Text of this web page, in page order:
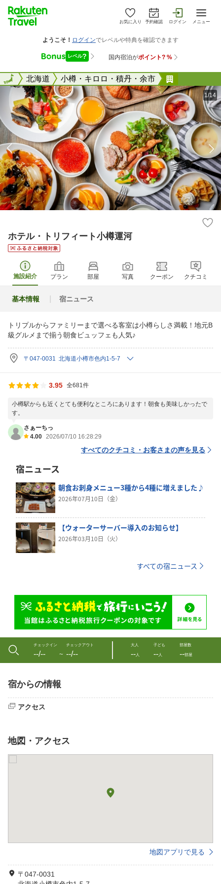
お気に入り 予約確認 ログイン メニュー
全国北海道 小樽・キロロ・積丹・余市
全国
1/14
ホテル・トリフィート小樽運河
施設紹介 プラン 部屋 写真 クーポン クチコミ
基本情報 宿ニュース
トリプルからファミリーまで選べる客室は小樽らしさ満載！地元B
級グルメまで揃う朝食ビュッフェも人気♪
〒047-0031 北海道小樽市色内1-5-7
3.95 全681件
小樽駅からも近くとても便利なところにあります！朝食も美味しかったで
す。
さぁーちっ
4.00 2026/07/10 16:28:29
すべてのクチコミ・お客さまの声を見る
宿ニュース
朝食お刺身メニュー3種から4種に増えました♪
2026年07月10日（金）
【ウォーターサーバー導入のお知らせ】
2026年03月10日（火）
すべての宿ニュース
チェックイン
--/-- 〜
チェックアウト
--/--
大人
--人
子ども
--人
部屋数
--部屋
宿からの情報
アクセス
地図・アクセス
地図アプリで見る
〒047-0031